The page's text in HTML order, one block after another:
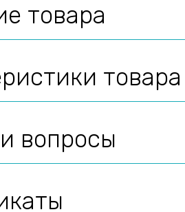
товара
товара
вопросы